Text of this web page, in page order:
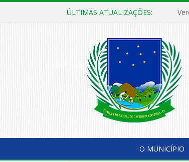
ÚLTIMAS ATUALIZAÇÕES:
O MUNICÍPIO